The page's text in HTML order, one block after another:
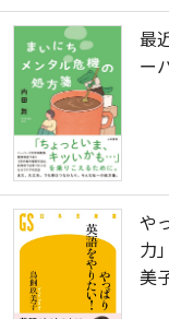
最
ー
や
力
美